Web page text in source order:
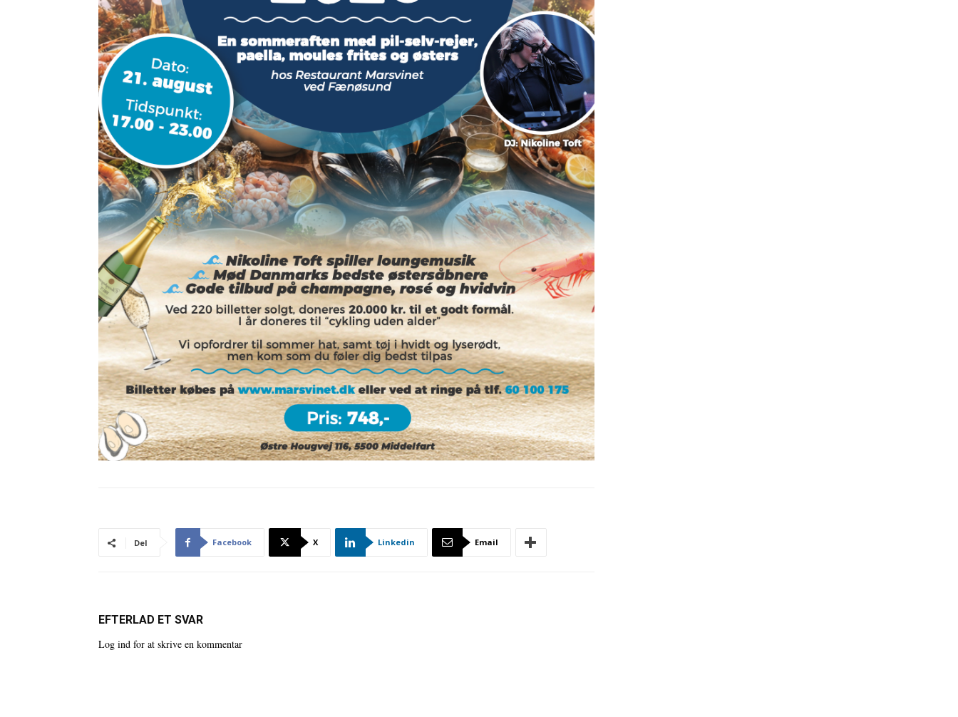
Del Facebook X Linkedin Email
EFTERLAD ET SVAR
Log ind for at skrive en kommentar